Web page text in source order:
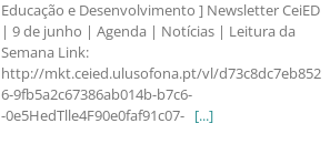
Educação e Desenvolvimento ] Newsletter CeiED
| 9 de junho | Agenda | Notícias | Leitura da
Semana Link:
http://mkt.ceied.ulusofona.pt/vl/d73c8dc7eb852
6-9fb5a2c67386ab014b-b7c6-
-0e5HedTlle4F90e0faf91c07- [...]